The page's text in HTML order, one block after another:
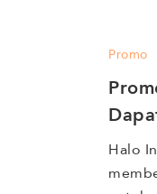
untuk
Promo
Halo